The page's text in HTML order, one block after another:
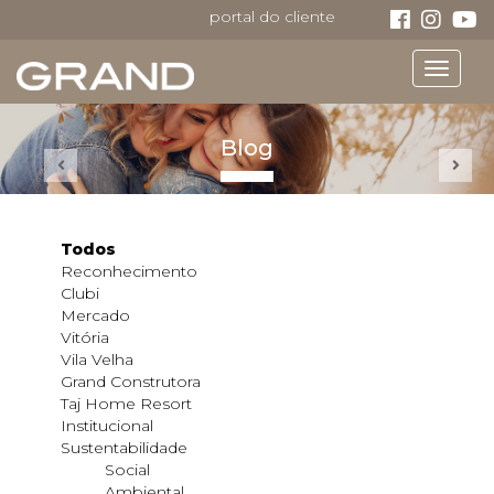
portal do cliente
Toggle
Blog
Todos
Reconhecimento
Clubi
Mercado
Vitória
Vila Velha
Grand Construtora
Taj Home Resort
Institucional
Sustentabilidade
Social